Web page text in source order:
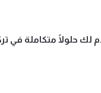
لك حلولًا متكاملة في